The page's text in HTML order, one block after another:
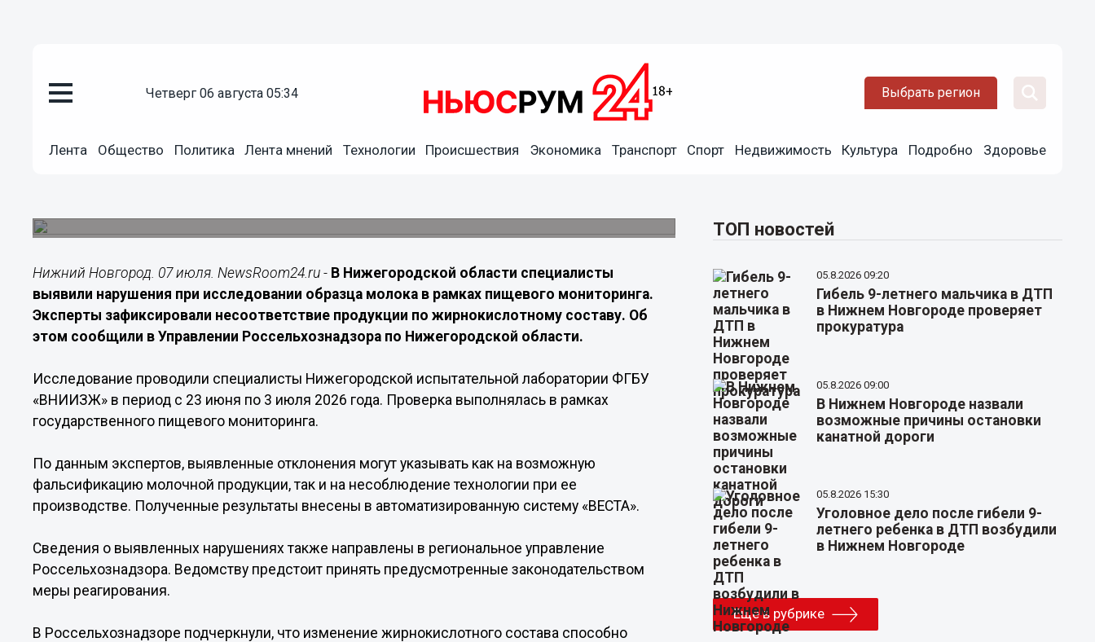
четверг 06 августа 05:34 Выбрать регион
Лента Общество Политика Лента мнений Технологии Происшествия Экономика Транспорт Спорт Недвижимость Культура Подробно Здоровье
В Нижегородской области выявили молоко с признаками
Нижний Новгород. 07 июля. NewsRoom24.ru - В Нижегородской области специалисты
выявили нарушения при исследовании образца молока в рамках пищевого мониторинга.
Эксперты зафиксировали несоответствие продукции по жирнокислотному составу. Об
этом сообщили в Управлении Россельхознадзора по Нижегородской области.
Исследование проводили специалисты Нижегородской испытательной лаборатории ФГБУ
«ВНИИЗЖ» в период с 23 июня по 3 июля 2026 года. Проверка выполнялась в рамках
государственного пищевого мониторинга.
По данным экспертов, выявленные отклонения могут указывать как на возможную
фальсификацию молочной продукции, так и на несоблюдение технологии при ее
производстве. Полученные результаты внесены в автоматизированную систему «ВЕСТА».
Сведения о выявленных нарушениях также направлены в региональное управление
Россельхознадзора. Ведомству предстоит принять предусмотренные законодательством
меры реагирования.
В Россельхознадзоре подчеркнули, что изменение жирнокислотного состава способно
ТОП новостей
05.8.2026 09:20
Гибель 9-летнего мальчика в ДТП
в Нижнем Новгороде проверяет
прокуратура
05.8.2026 09:00
В Нижнем Новгороде назвали
возможные причины остановки
канатной дороги
05.8.2026 15:30
Уголовное дело после гибели 9-
летнего ребенка в ДТП возбудили
в Нижнем Новгороде
Еще в рубрике